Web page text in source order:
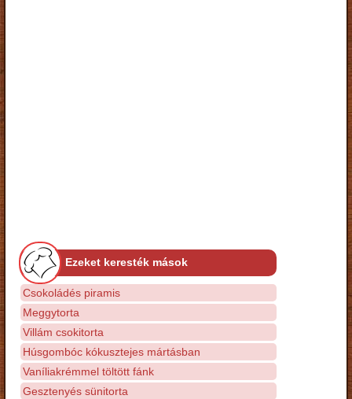
Ezeket keresték mások
Csokoládés piramis
Meggytorta
Villám csokitorta
Húsgombóc kókusztejes mártásban
Vaníliakrémmel töltött fánk
Gesztenyés sünitorta